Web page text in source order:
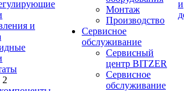
и
Монтаж
Производство
Сервисное
обслуживание
Сервисный
центр BITZER
Сервисное
обслуживание
и